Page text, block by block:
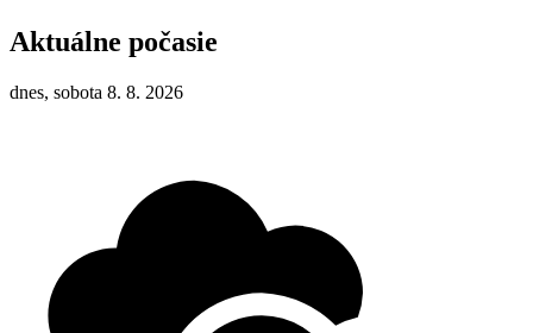
Aktuálne počasie
dnes, sobota 8. 8. 2026